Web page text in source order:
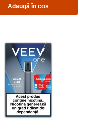
Adaugă în coș